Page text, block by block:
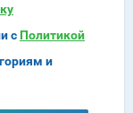
с Политикой
и